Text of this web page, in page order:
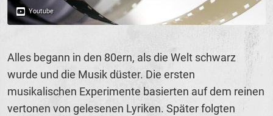
Alles begann in den 80ern, als die Welt schwarz
wurde und die Musik düster. Die ersten
musikalischen Experimente basierten auf dem reinen
vertonen von gelesenen Lyriken. Später folgten